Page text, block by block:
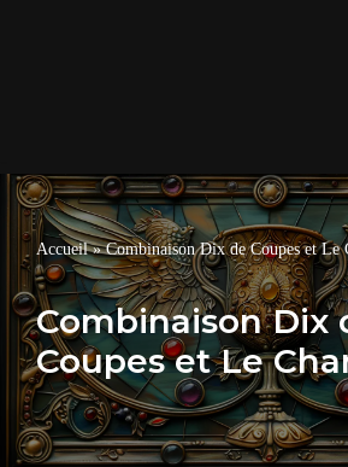
Accueil»Combinaison Dix de Coupes et Le
Combinaison Dix
Coupes et Le